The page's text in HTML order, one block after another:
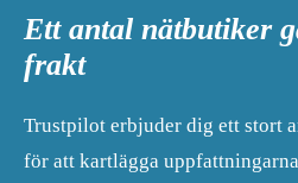
Ett antal nätbutiker
frakt
Trustpilot erbjuder dig ett stort
för att kartlägga